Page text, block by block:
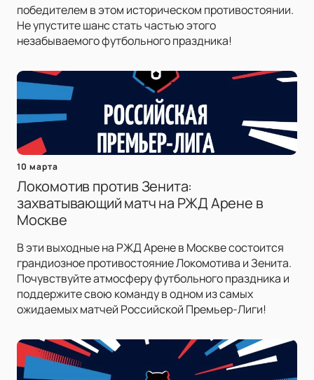
победителем в этом историческом противостоянии.
Не упустите шанс стать частью этого
незабываемого футбольного праздника!
10 марта
Локомотив против Зенита:
захватывающий матч на РЖД Арене в
Москве
В эти выходные на РЖД Арене в Москве состоится
грандиозное противостояние Локомотива и Зенита.
Почувствуйте атмосферу футбольного праздника и
поддержите свою команду в одном из самых
ожидаемых матчей Российской Премьер-Лиги!